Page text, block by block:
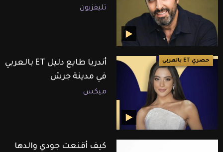
تليفزيون
حصري ET بالعربي
أندريا طايع دليل ET بالعربي
في مدينة جرش
ميكس
كيف أقنعت جودي والدها